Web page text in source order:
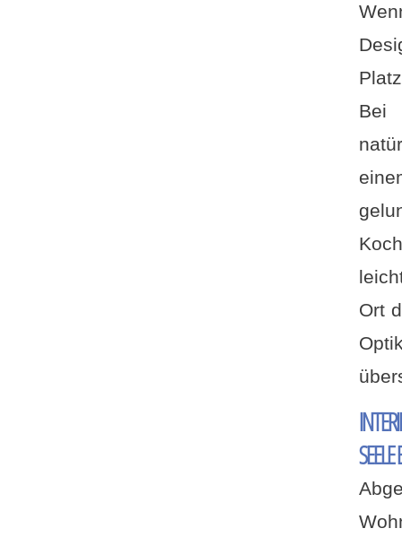
Bei
Ort
SEELE